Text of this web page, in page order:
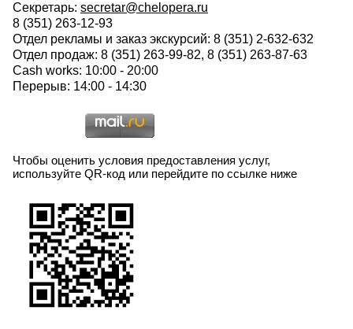
Секретарь: secretar@chelopera.ru
8 (351) 263-12-93
Отдел рекламы и заказ экскурсий: 8 (351) 2-632-632
Отдел продаж: 8 (351) 263-99-82, 8 (351) 263-87-63
Cash works: 10:00 - 20:00
Перерыв: 14:00 - 14:30
Чтобы оценить условия предоставления услуг,
используйте QR-код или перейдите по ссылке ниже